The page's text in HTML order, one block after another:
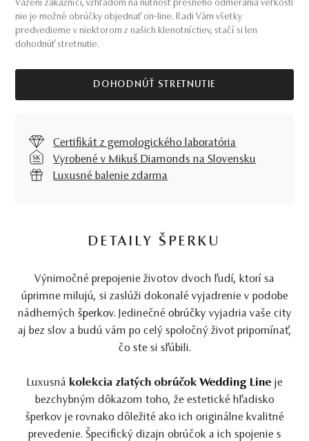
Vážení zákazníci, vzhľadom na nutnosť presného odmerania veľkosti
nie je možné obrúčky objednať on-line. Radi Vám všetky
predvedieme v niektorom z našich klenotníctiev, stačí si len
dohodnúť stretnutie.
DOHODNÚŤ STRETNUTIE
Certifikát z gemologického laboratória
Vyrobené v Mikuš Diamonds na Slovensku
Luxusné balenie zdarma
DETAILY ŠPERKU
Výnimočné prepojenie životov dvoch ľudí, ktorí sa
úprimne milujú, si zaslúži dokonalé vyjadrenie v podobe
nádherných šperkov. Jedinečné obrúčky vyjadria vaše city
aj bez slov a budú vám po celý spoločný život pripomínať,
čo ste si sľúbili.
Luxusná kolekcia zlatých obrúčokWedding Line je
bezchybným dôkazom toho, že estetické hľadisko
šperkov je rovnako dôležité ako ich originálne kvalitné
prevedenie. Špecifický dizajn obrúčok a ich spojenie s